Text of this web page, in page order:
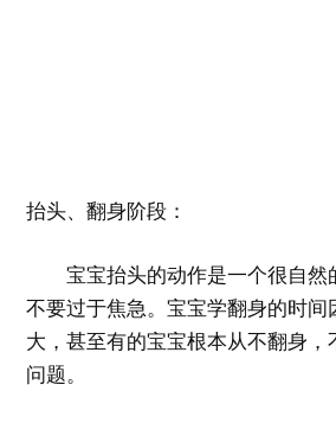
抬头、翻身阶段：
宝宝抬头的动作是一个很自然
不要过于焦急。宝宝学翻身的时间
大，甚至有的宝宝根本从不翻身，
问题。